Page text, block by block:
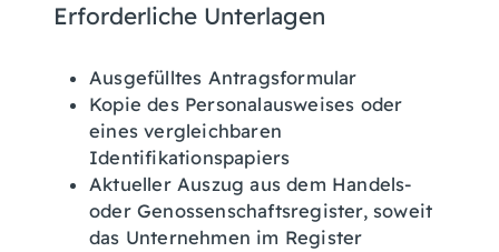
Erforderliche Unterlagen
Ausgefülltes Antragsformular
Kopie des Personalausweises oder
eines vergleichbaren
Identifikationspapiers
Aktueller Auszug aus dem Handels-
oder Genossenschaftsregister, soweit
das Unternehmen im Register